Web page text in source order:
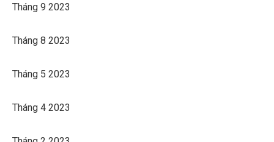
Tháng 9 2023
Tháng 8 2023
Tháng 5 2023
Tháng 4 2023